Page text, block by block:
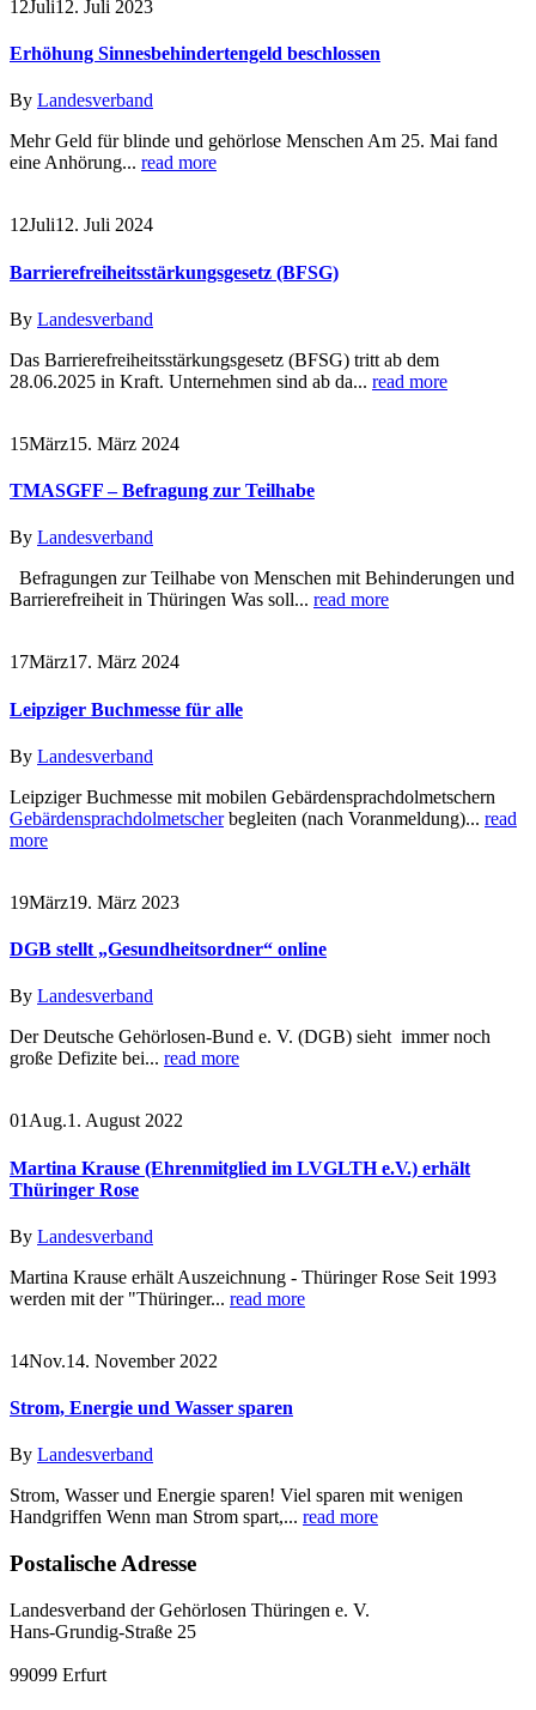
12Juli12. Juli 2023
Erhöhung Sinnesbehindertengeld beschlossen
By Landesverband
Mehr Geld für blinde und gehörlose Menschen Am 25. Mai fand
eine Anhörung... read more
12Juli12. Juli 2024
Barrierefreiheitsstärkungsgesetz (BFSG)
By Landesverband
Das Barrierefreiheitsstärkungsgesetz (BFSG) tritt ab dem
28.06.2025 in Kraft. Unternehmen sind ab da... read more
15März15. März 2024
TMASGFF – Befragung zur Teilhabe
By Landesverband
Befragungen zur Teilhabe von Menschen mit Behinderungen und
Barrierefreiheit in Thüringen Was soll... read more
17März17. März 2024
Leipziger Buchmesse für alle
By Landesverband
Leipziger Buchmesse mit mobilen Gebärdensprachdolmetschern
Gebärdensprachdolmetscherbegleiten (nach Voranmeldung)... read
more
19März19. März 2023
DGB stellt „Gesundheitsordner“ online
By Landesverband
Der Deutsche Gehörlosen-Bund e. V. (DGB) sieht immer noch
große Defizite bei... read more
01 Aug.1. August 2022
Martina Krause (Ehrenmitglied im LVGLTH e.V.) erhält
Thüringer Rose
By Landesverband
Martina Krause erhält Auszeichnung - Thüringer Rose Seit 1993
werden mit der "Thüringer... read more
14Nov.14. November 2022
Strom, Energie und Wasser sparen
By Landesverband
Strom, Wasser und Energie sparen! Viel sparen mit wenigen
Handgriffen Wenn man Strom spart,... read more
Postalische Adresse
Landesverband der Gehörlosen Thüringen e. V.
Hans-Grundig-Straße 25
99099 Erfurt